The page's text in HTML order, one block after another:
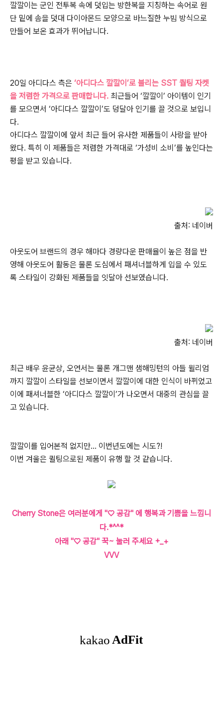
깔깔이는 군인 전투복 속에 덧입는 방한복을 지칭하는 속어로 원
단 밑에 솜을 덧대 다이아몬드 모양으로 바느질한 누빔 방식으로
만들어 보온 효과가 뛰어납니다.
20일 아디다스 측은 ‘아디다스 깔깔이’로 불리는 SST 퀄팅 자켓
을 저렴한 가격으로 판매합니다. 최근들어 ‘깔깔이’ 아이템이 인기
를 모으면서 ‘아디다스 깔깔이’도 덩달아 인기를 끌 것으로 보입니
다.
아디다스 깔깔이에 앞서 최근 들어 유사한 제품들이 사랑을 받아
왔다. 특히 이 제품들은 저렴한 가격대로 ‘가성비 소비’를 높인다는
평을 받고 있습니다.
출처: 네이버
아웃도어 브랜드의 경우 해마다 경량다운 판매율이 높은 점을 반
영해 아웃도어 활동은 물론 도심에서 패셔너블하게 입을 수 있도
록 스타일이 강화된 제품들을 잇달아 선보였습니다.
출처: 네이버
최근 배우 윤균상, 오연서는 물론 개그맨 샘해밍턴의 아들 윌리엄
까지 깔깔이 스타일을 선보이면서 깔깔이에 대한 인식이 바뀌었고
이에 패셔너블한 ‘아디다스 깔깔이’가 나오면서 대중의 관심을 끌
고 있습니다.
깔깔이를 입어본적 없지만... 이번년도에는 시도?!
이번 겨울은 퀼팅으로된 제품이 유행 할 것 같습니다.
Cherry Stone은 여러분에게 "♡ 공감" 에 행복과 기쁨을 느낌니
다.*^^*
아래 "♡ 공감" 꾹~ 눌러 주세요 +_+
VVV